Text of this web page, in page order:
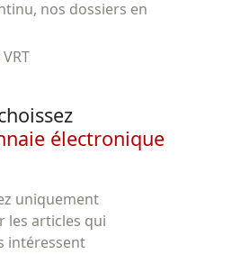
nos dossiers en
électronique
uniquement
les articles qui
intéressent